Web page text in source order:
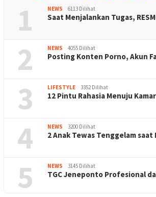
1 NEWS 6113 Dilihat
Saat Menjalankan Tugas,
2 NEWS 4055 Dilihat
Posting Konten Porno, Akun
3 LIFESTYLE 3352 Dilihat
12 Pintu Rahasia Menuju
4 NEWS 3200 Dilihat
2 Anak Tewas Tenggelam
5 NEWS 3145 Dilihat
TGC Jeneponto Profesional